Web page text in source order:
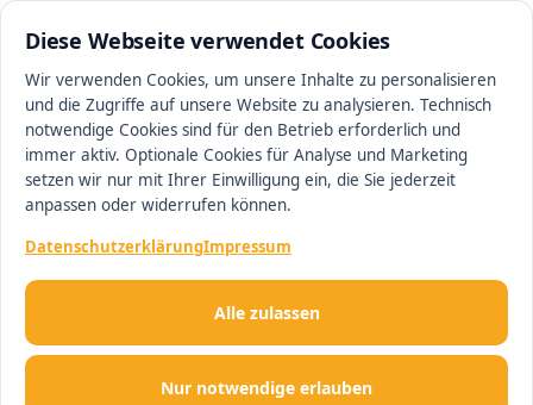
Diese Webseite verwendet Cookies
Wir verwenden Cookies, um unsere Inhalte zu personalisieren
und die Zugriffe auf unsere Website zu analysieren. Technisch
notwendige Cookies sind für den Betrieb erforderlich und
immer aktiv. Optionale Cookies für Analyse und Marketing
setzen wir nur mit Ihrer Einwilligung ein, die Sie jederzeit
anpassen oder widerrufen können.
DatenschutzerklärungImpressum
Nur notwendige erlauben
Alle zulassen